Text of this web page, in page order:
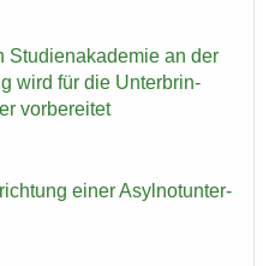
Stu­di­en­aka­de­mie an der
wird für die Un­ter­brin­
vor­be­rei­tet
einer Asyl­not­un­ter­